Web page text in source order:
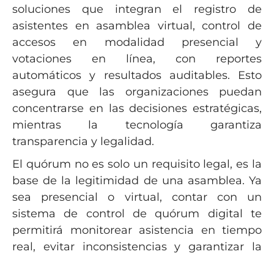
soluciones que integran el registro de
asistentes en asamblea virtual, control de
accesos en modalidad presencial y
votaciones en línea, con reportes
automáticos y resultados auditables. Esto
asegura que las organizaciones puedan
concentrarse en las decisiones estratégicas,
mientras la tecnología garantiza
transparencia y legalidad.
El quórum no es solo un requisito legal, es la
base de la legitimidad de una asamblea. Ya
sea presencial o virtual, contar con un
sistema de control de quórum digital te
permitirá monitorear asistencia en tiempo
real, evitar inconsistencias y garantizar la